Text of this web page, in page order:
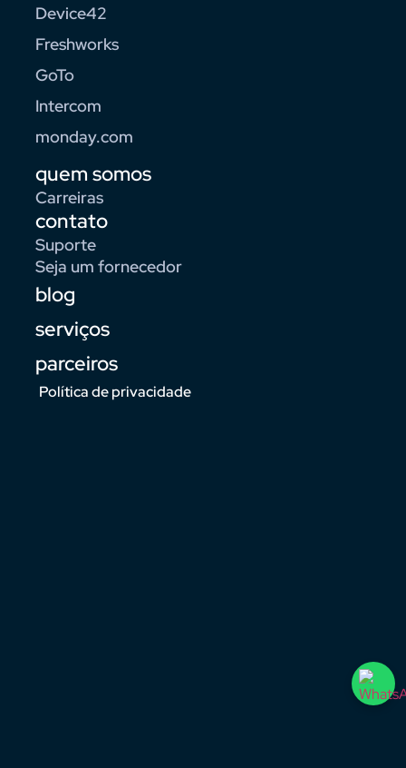
Device42
Freshworks
GoTo
Intercom
monday.com
quem somos
Carreiras
contato
Suporte
Seja um fornecedor
blog
serviços
parceiros
Política de privacidade